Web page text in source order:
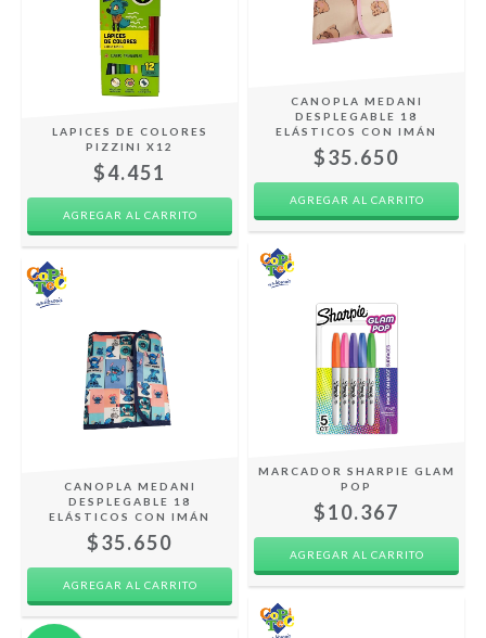
LAPICES DE COLORES
PIZZINI X12
$4.451
CANOPLA MEDANI
DESPLEGABLE 18
ELÁSTICOS CON IMÁN
$35.650
CANOPLA MEDANI
DESPLEGABLE 18
ELÁSTICOS CON IMÁN
$35.650
MARCADOR SHARPIE GLAM
POP
$10.367